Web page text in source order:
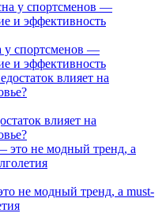
у спортсменов —
и эффективность
влияет на
не модный тренд, а must-